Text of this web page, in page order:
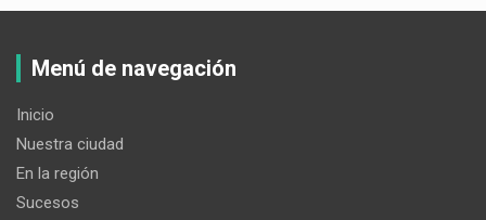
Menú de navegación
Inicio
Nuestra ciudad
En la región
Sucesos